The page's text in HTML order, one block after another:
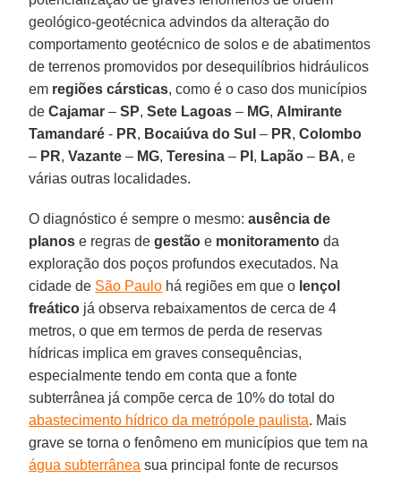
geológico-geotécnica advindos da alteração do
comportamento geotécnico de solos e de abatimentos
de terrenos promovidos por desequilíbrios hidráulicos
em regiões cársticas, como é o caso dos municípios
deCajamar –SP,Sete Lagoas – MG, Almirante
Tamandaré - PR, Bocaiúva do Sul – PR,Colombo
– PR,Vazante – MG,Teresina – PI , Lapão – BA, e
várias outras localidades.
O diagnóstico é sempre o mesmo:ausência de
planos e regras degestão e monitoramento da
exploração dos poços profundos executados. Na
cidade de São Paulo há regiões em que o lençol
freático já observa rebaixamentos de cerca de 4
metros, o que em termos de perda de reservas
hídricas implica em graves consequências,
especialmente tendo em conta que a fonte
subterrânea já compõe cerca de 10% do total do
abastecimento hídrico da metrópole paulista. Mais
grave se torna o fenômeno em municípios que tem na
água subterrânea sua principal fonte de recursos